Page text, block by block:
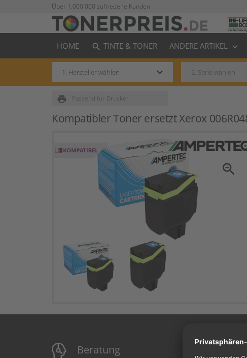
Über 1.000.000 zufriedene Kunden
HOME search TINTE & TONER ANDERE ARTIKEL keyboard_arrow_down
keyboard_arrow_down
Passend für Drucker
print
Kompatibler Toner ersetzt Xerox
zoom_in
Beratung